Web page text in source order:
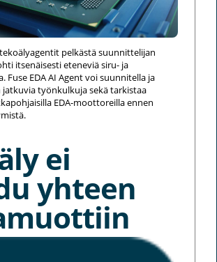
tekoälyagentit pelkästä suunnittelijan
itsenäisesti eteneviä siru- ja
Fuse EDA AI Agent voi suunnitella ja
työnkulkuja sekä tarkistaa
EDA-moottoreilla ennen
ei
yhteen